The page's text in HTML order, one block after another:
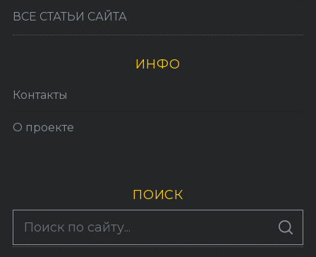
ВСЕ СТАТЬИ САЙТА
ИНФО
Контакты
О проекте
ПОИСК
S
A
По авторам